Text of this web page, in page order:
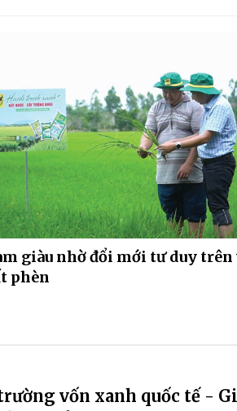
giàu nhờ đổi mới tư duy trên
phèn
vốn xanh quốc tế -